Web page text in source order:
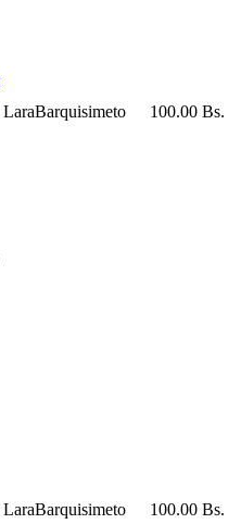
LaraBarquisimeto 100.00 Bs.
LaraBarquisimeto 100.00 Bs.